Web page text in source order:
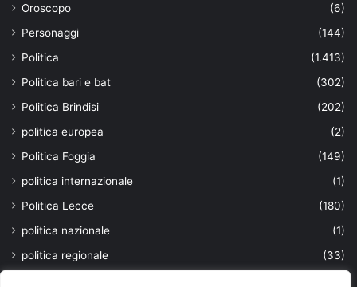
Oroscopo
(6)
Personaggi
(144)
Politica
(1.413)
Politica bari e bat
(302)
Politica Brindisi
(202)
politica europea
(2)
Politica Foggia
(149)
politica internazionale
(1)
Politica Lecce
(180)
politica nazionale
(1)
politica regionale
(33)